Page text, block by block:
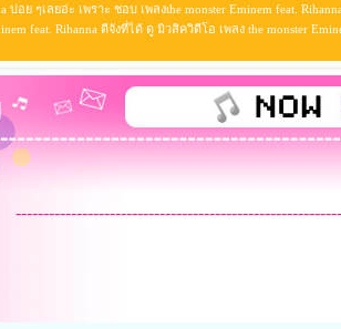
บ่อย ๆเลยอ่ะ เพราะ ชอบ เพลงthe monster Eminem feat.
feat. Rihanna ดีจังที่ได้ ดู มิวสิควิดีโอ เพลง the monster